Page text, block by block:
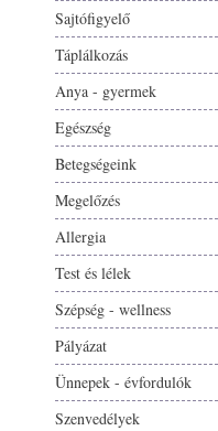
Sajtófigyelő
Táplálkozás
Anya - gyermek
Egészség
Betegségeink
Megelőzés
Allergia
Test és lélek
Szépség - wellness
Pályázat
Ünnepek - évfordulók
Szenvedélyek